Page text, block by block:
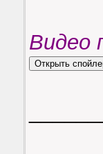
Видео